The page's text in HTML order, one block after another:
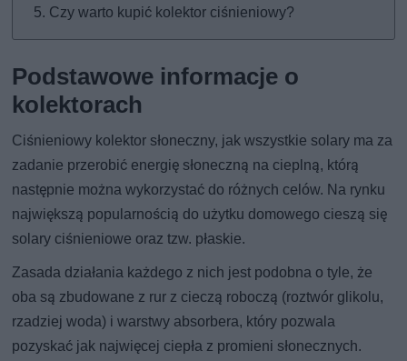
Czy warto kupić kolektor ciśnieniowy?
Podstawowe informacje o
kolektorach
Ciśnieniowy kolektor słoneczny, jak wszystkie solary ma za
zadanie przerobić energię słoneczną na cieplną, którą
następnie można wykorzystać do różnych celów. Na rynku
największą popularnością do użytku domowego cieszą się
solary ciśnieniowe oraz tzw. płaskie.
Zasada działania każdego z nich jest podobna o tyle, że
oba są zbudowane z rur z cieczą roboczą (roztwór glikolu,
rzadziej woda) i warstwy absorbera, który pozwala
pozyskać jak najwięcej ciepła z promieni słonecznych.